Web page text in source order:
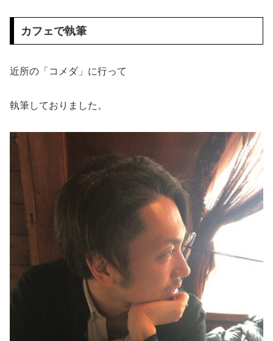
カフェで執筆
近所の「コメダ」に行って
執筆しておりました。